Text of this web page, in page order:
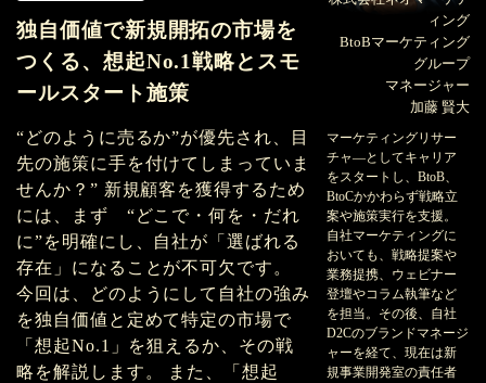
独自価値で新規開拓の市場を
つくる、想起No.1戦略とスモ
ールスタート施策
“どのように売るか”が優先され、目
先の施策に手を付けてしまっていま
せんか？” 新規顧客を獲得するため
には、まず “どこで・何を・だれ
に”を明確にし、自社が「選ばれる
存在」になることが不可欠です。
今回は、どのようにして自社の強み
を独自価値と定めて特定の市場で
「想起No.1」を狙えるか、その戦
略を解説します。 また、「想起
ィング
BtoBマーケティング
グループ
マネージャー
加藤 賢大
マーケティングリサー
チャ―としてキャリア
をスタートし、BtoB、
BtoCかかわらず戦略立
案や施策実行を支援。
自社マーケティングに
おいても、戦略提案や
業務提携、ウェビナー
登壇やコラム執筆など
を担当。その後、自社
D2Cのブランドマネージ
ャーを経て、現在は新
規事業開発室の責任者